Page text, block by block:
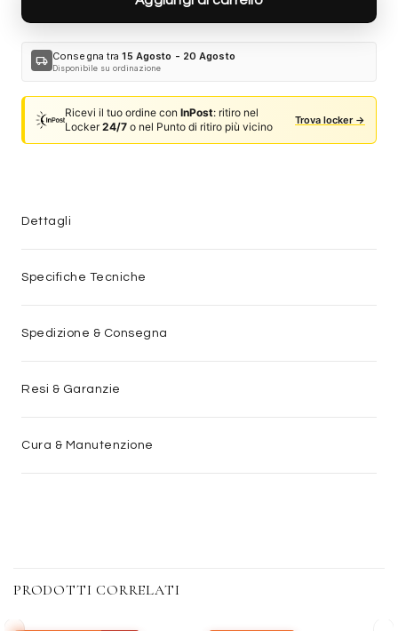
local_shipping Consegna tra15 Agosto - 20 Agosto
Disponibile su ordinazione
Ricevi il tuo ordine conInPost: ritiro nel
Locker24/7 o nel Punto di ritiro più vicino
Trova locker →
Dettagli
Specifiche Tecniche
Spedizione & Consegna
Resi & Garanzie
Cura & Manutenzione
PRODOTTI CORRELATI